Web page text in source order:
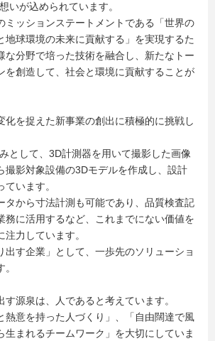
いが込められています。
ミッションステートメントである「世界の
地球環境の未来に貢献する」を実現するた
な分野で培った技術を融合し、新たなトー
を創造して、社会と環境に貢献することが
化を捉えた新事業の創出に積極的に挑戦し
として、3D計測器を用いて撮影した画像
撮影対象設備の3Dモデルを作成し、設計
います。
タから寸法計測も可能であり、品質検査記
務に活用するなど、これまでにない価値を
力しています。
出す企業」として、一歩先のソリューショ
す源泉は、人であると考えています。
熱意を持った人づくり」、「自由闊達で風
生まれるチームワーク」を大切にしていま